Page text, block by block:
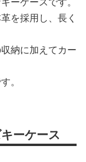
を採用し、長く
納に加えてカー
。
ーケース